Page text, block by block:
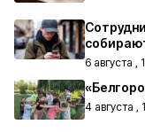
6 августа ,
4 августа ,